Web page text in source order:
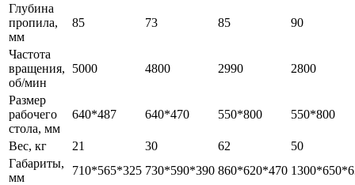
Глубина
пропила,
мм
85 73 85 90
Частота
вращения,
об/мин
5000 4800 2990 2800
Размер
рабочего
стола, мм
640*487 640*470 550*800 550*800
Вес, кг 21 30 62
50
Габариты,
мм
710*565*325 730*590*390 860*620*470